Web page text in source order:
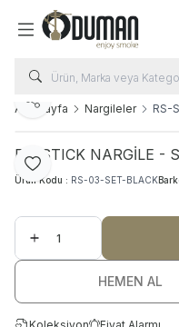
Ana Sayfa Nargileler RS-
Favoriye Ekle
Paylaş
RS-STICK NARGİLE -
Ürün Kodu : RS-03-SET-BLACK
HEMEN AL